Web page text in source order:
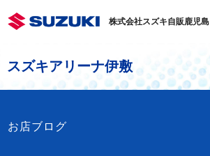
株式会社スズキ自販鹿児島
スズキアリーナ伊敷
お店ブログ